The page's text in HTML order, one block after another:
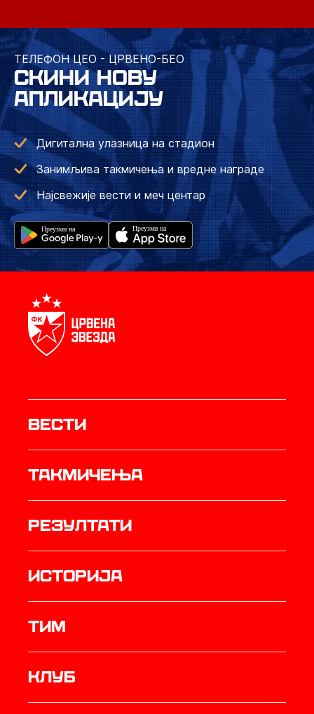
ТЕЛЕФОН ЦЕО - ЦРВЕНО-БЕО
СКИНИ НОВУ
АПЛИКАЦИЈУ
Дигитална улазница на стадион
Занимљива такмичења и вредне награде
Најсвежије вести и меч центар
Вести
Такмичења
резултати
историја
ТИМ
Клуб